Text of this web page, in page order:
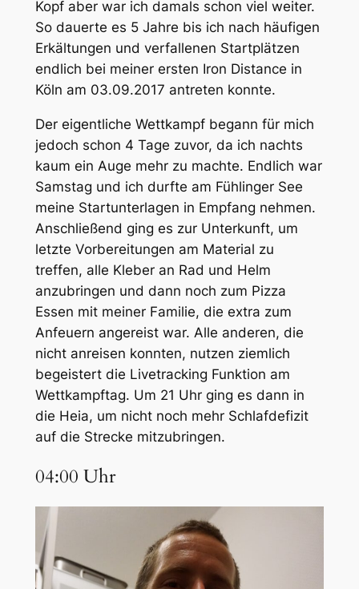
Kopf aber war ich damals schon viel weiter.
So dauerte es 5 Jahre bis ich nach häufigen
Erkältungen und verfallenen Startplätzen
endlich bei meiner ersten Iron Distance in
Köln am 03.09.2017 antreten konnte.
Der eigentliche Wettkampf begann für mich
jedoch schon 4 Tage zuvor, da ich nachts
kaum ein Auge mehr zu machte. Endlich war
Samstag und ich durfte am Fühlinger See
meine Startunterlagen in Empfang nehmen.
Anschließend ging es zur Unterkunft, um
letzte Vorbereitungen am Material zu
treffen, alle Kleber an Rad und Helm
anzubringen und dann noch zum Pizza
Essen mit meiner Familie, die extra zum
Anfeuern angereist war. Alle anderen, die
nicht anreisen konnten, nutzen ziemlich
begeistert die Livetracking Funktion am
Wettkampftag. Um 21 Uhr ging es dann in
die Heia, um nicht noch mehr Schlafdefizit
auf die Strecke mitzubringen.
04:00 Uhr